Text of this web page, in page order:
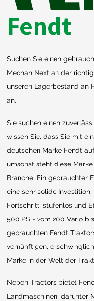
Fendt
Suchen Sie einen
Mechan Next an der
unseren Lagerbestand an
an.
Sie suchen einen
wissen Sie, dass Sie mit
deutschen Marke Fendt
umsonst steht diese
Branche. Ein gebrauchter
eine sehr solide
Fortschritt, stufenlos und
500 PS - vom 200 Vario
gebrauchten Fendt
vernünftigen,
Marke in der Welt der
Neben Tractors bietet
Landmaschinen, darunter